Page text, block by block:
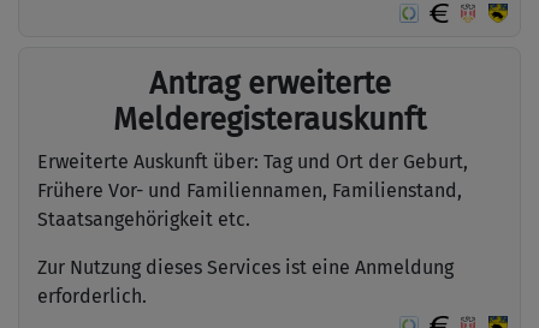
Antrag erweiterte
Melderegisterauskunft
Erweiterte Auskunft über: Tag und Ort der Geburt,
Frühere Vor- und Familiennamen, Familienstand,
Staatsangehörigkeit etc.
Zur Nutzung dieses Services ist eine Anmeldung
erforderlich.